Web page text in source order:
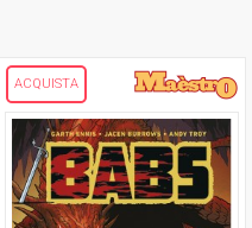
ACQUISTA